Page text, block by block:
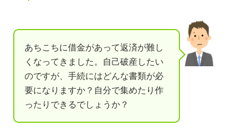
あちこちに借金があって返済が難し
くなってきました。自己破産したい
のですが、手続にはどんな書類が必
要になりますか？自分で集めたり作
ったりできるでしょうか？